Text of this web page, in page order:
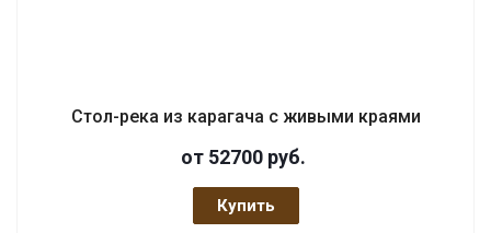
Стол-река из карагача с живыми краями
от 52700 руб.
Купить